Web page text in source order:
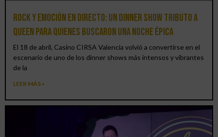
Rock y emoción en directo: un Dinner Show Tributo a
Queen para quienes buscaron una noche épica
El 18 de abril, Casino CIRSA Valencia volvió a convertirse en el
escenario de uno de los dinner shows más intensos y vibrantes
de la
LEER MÁS »